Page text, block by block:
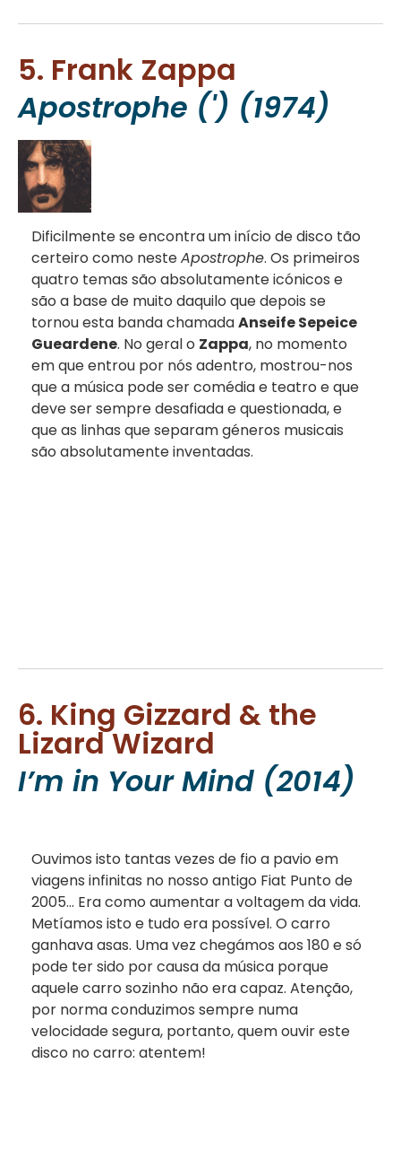
5. Frank Zappa
Apostrophe (') (1974)
Dificilmente se encontra um início de disco tão
certeiro como nesteApostrophe. Os primeiros
quatro temas são absolutamente icónicos e
são a base de muito daquilo que depois se
tornou esta banda chamadaAnseife Sepeice
Gueardene. No geral o Zappa, no momento
em que entrou por nós adentro, mostrou-nos
que a música pode ser comédia e teatro e que
deve ser sempre desafiada e questionada, e
que as linhas que separam géneros musicais
são absolutamente inventadas.
6. King Gizzard & the
Lizard Wizard
I’m in Your Mind (2014)
Ouvimos isto tantas vezes de fio a pavio em
viagens infinitas no nosso antigo Fiat Punto de
2005… Era como aumentar a voltagem da vida.
Metíamos isto e tudo era possível. O carro
ganhava asas. Uma vez chegámos aos 180 e só
pode ter sido por causa da música porque
aquele carro sozinho não era capaz. Atenção,
por norma conduzimos sempre numa
velocidade segura, portanto, quem ouvir este
disco no carro: atentem!